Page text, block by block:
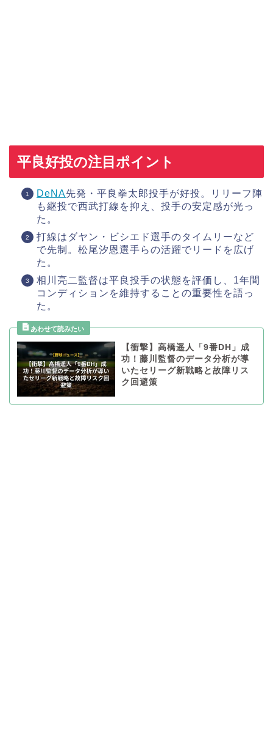
平良好投の注目ポイント
DeNA先発・平良拳太郎投手が好投。リリーフ陣
も継投で西武打線を抑え、投手の安定感が光っ
た。
打線はダヤン・ビシエド選手のタイムリーなど
で先制。松尾汐恩選手らの活躍でリードを広げ
た。
相川亮二監督は平良投手の状態を評価し、1年間
コンディションを維持することの重要性を語っ
た。
【衝撃】高橋遥人「9番DH」成
功！藤川監督のデータ分析が導
いたセリーグ新戦略と故障リス
ク回避策